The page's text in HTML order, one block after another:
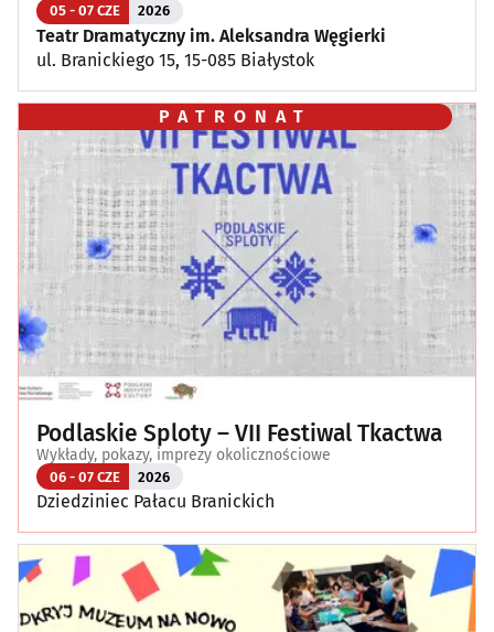
05 - 07 CZE 2026
Teatr Dramatyczny im. Aleksandra Węgierki
ul. Branickiego 15, 15-085 Białystok
PATRONAT
Podlaskie Sploty – VII Festiwal Tkactwa
Wykłady, pokazy, imprezy okolicznościowe
06 - 07 CZE 2026
Dziedziniec Pałacu Branickich